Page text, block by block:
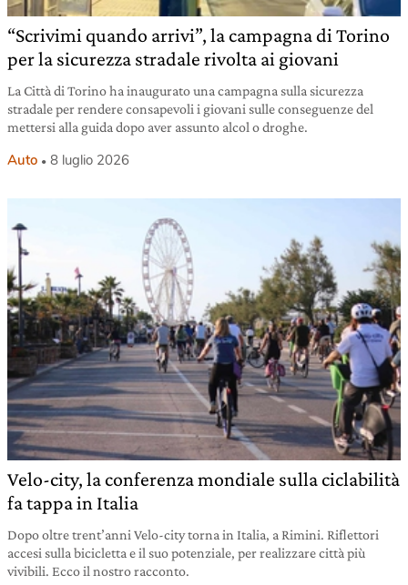
“Scrivimi quando arrivi”, la campagna di Torino
per la sicurezza stradale rivolta ai giovani
La Città di Torino ha inaugurato una campagna sulla sicurezza
stradale per rendere consapevoli i giovani sulle conseguenze del
mettersi alla guida dopo aver assunto alcol o droghe.
Auto 8 luglio 2026
Velo-city, la conferenza mondiale sulla ciclabilità
fa tappa in Italia
Dopo oltre trent’anni Velo-city torna in Italia, a Rimini. Riflettori
accesi sulla bicicletta e il suo potenziale, per realizzare città più
vivibili. Ecco il nostro racconto.